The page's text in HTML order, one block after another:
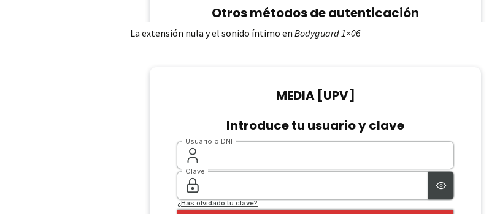
La extensión nula y el sonido íntimo en Bodyguard 1×06